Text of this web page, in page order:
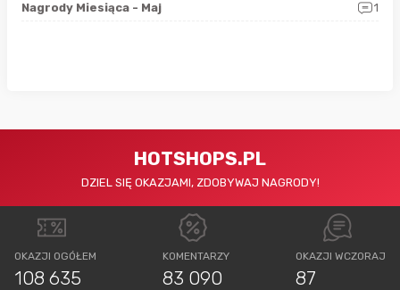
Nagrody Miesiąca - Maj
1
HOTSHOPS.PL
DZIEL SIĘ OKAZJAMI, ZDOBYWAJ NAGRODY!
OKAZJI OGÓŁEM
108 635
KOMENTARZY
83 090
OKAZJI WCZORAJ
87